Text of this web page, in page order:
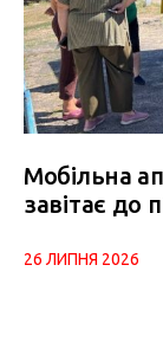
Мобільна
завітає до
26 ЛИПНЯ 2026